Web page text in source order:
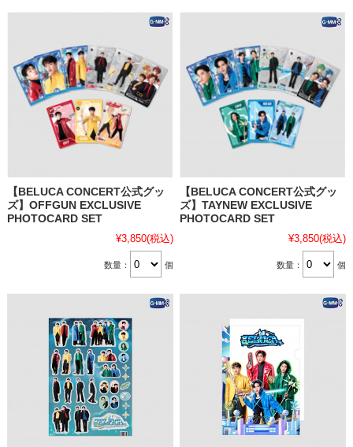
【BELUCA CONCERT公式グッ
ズ】OFFGUN EXCLUSIVE
PHOTOCARD SET
¥3,850(税込)
数量： 個
【BELUCA CONCERT公式グッ
ズ】TAYNEW EXCLUSIVE
PHOTOCARD SET
¥3,850(税込)
数量： 個